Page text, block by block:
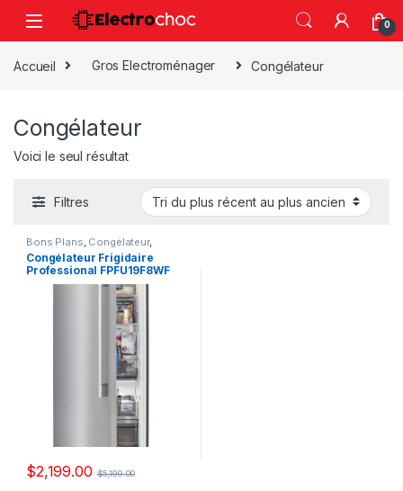
Passez à la navigation
Passer au contenu
0
Accueil Gros Electroménager Congélateur
Congélateur
Voici le seul résultat
Filtres
Bons Plans Congélateur,
Congélateur armoire, Gros
Electroménager
Congélateur Frigidaire
Professional FPFU19F8WF
Vertical 33 Pouces 19pi³ Inox
$2,199.00 $5,199.00